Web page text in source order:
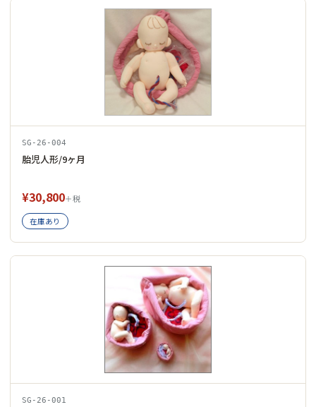
SG-26-004
胎児人形/9ヶ月
¥30,800＋税
在庫あり
SG-26-001